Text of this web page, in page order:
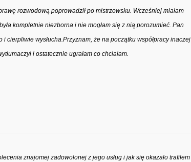
rozwodową poprowadził po mistrzowsku. Wcześniej miałam
kompletnie niezborna i nie mogłam się z nią porozumieć. Pan
cierpliwie wysłucha.Przyznam, że na początku współpracy inaczej
i ostatecznie ugrałam co chciałam.
znajomej zadowolonej z jego usług i jak się okazało trafiłem